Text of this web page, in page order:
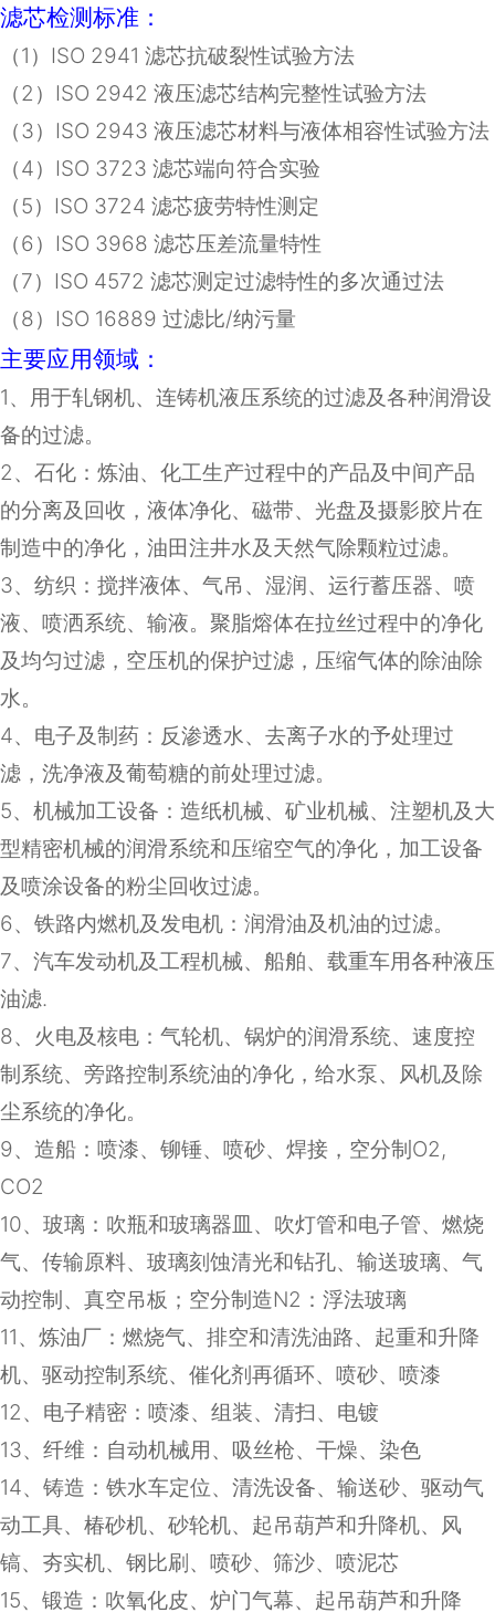
滤芯检测标准：
（1 ） ISO 2941 滤芯抗破裂性试验方法
（2 ） ISO 2942 液压滤芯结构完整性试验方法
（3） ISO 2943 液压滤芯材料与液体相容性试验方法
（4） ISO 3723 滤芯端向符合实验
（5） ISO 3724 滤芯疲劳特性测定
（6） ISO 3968 滤芯压差流量特性
（7） ISO 4572 滤芯测定过滤特性的多次通过法
（8）ISO 16889 过滤比/纳污量
主要应用领域：
1、用于轧钢机、连铸机液压系统的过滤及各种润滑设
备的过滤。
2、石化：炼油、化工生产过程中的产品及中间产品
的分离及回收，液体净化、磁带、光盘及摄影胶片在
制造中的净化，油田注井水及天然气除颗粒过滤。
3、纺织：搅拌液体、气吊、湿润、运行蓄压器、喷
液、喷洒系统、输液。聚脂熔体在拉丝过程中的净化
及均匀过滤，空压机的保护过滤，压缩气体的除油除
水。
4、电子及制药：反渗透水、去离子水的予处理过
滤，洗净液及葡萄糖的前处理过滤。
5、机械加工设备：造纸机械、矿业机械、注塑机及大
型精密机械的润滑系统和压缩空气的净化，加工设备
及喷涂设备的粉尘回收过滤。
6、铁路内燃机及发电机：润滑油及机油的过滤。
7、汽车发动机及工程机械、船舶、载重车用各种液压
油滤.
8、火电及核电：气轮机、锅炉的润滑系统、速度控
制系统、旁路控制系统油的净化，给水泵、风机及除
尘系统的净化。
9、造船：喷漆、铆锤、喷砂、焊接，空分制 O2,
CO2
10、玻璃：吹瓶和玻璃器皿、吹灯管和电子管、燃烧
气、传输原料、玻璃刻蚀清光和钻孔、输送玻璃、气
动控制、真空吊板；空分制造N2 ：浮法玻璃
11、炼油厂：燃烧气、排空和清洗油路、起重和升降
机、驱动控制系统、催化剂再循环、喷砂、喷漆
12、电子精密：喷漆、组装、清扫、电镀
13、纤维：自动机械用、吸丝枪、干燥、染色
14、铸造：铁水车定位、清洗设备、输送砂、驱动气
动工具、椿砂机、砂轮机、起吊葫芦和升降机、风
镐、夯实机、钢比刷、喷砂、筛沙、喷泥芯
15、锻造：吹氧化皮、炉门气幕、起吊葫芦和升降